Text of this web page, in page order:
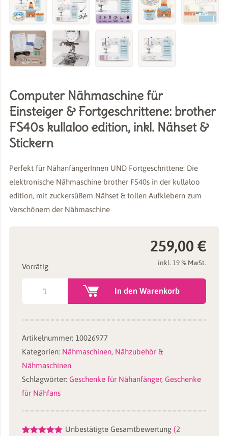
Computer Nähmaschine für
Einsteiger & Fortgeschrittene: brother
FS40s kullaloo edition, inkl. Nähset &
Stickern
Perfekt für NähanfängerInnen UND Fortgeschrittene: Die
elektronische Nähmaschine brother FS40s in der kullaloo
edition, mit zuckersüßem Nähset & tollen Aufklebern zum
Verschönern der Nähmaschine
259,00€
inkl. 19 % MwSt.
Vorrätig
&
Fortgeschrittene:
brother
FS40s
kullaloo
edition,
In den Warenkorb
Artikelnummer: 10026977
Kategorien: Nähmaschinen, Nähzubehör &
Nähmaschinen
Schlagwörter: Geschenke für Nähanfänger, Geschenke
für Nähfans
Unbestätigte Gesamtbewertung (2